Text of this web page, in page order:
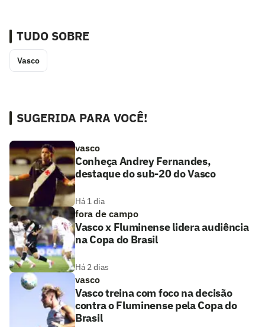
TUDO SOBRE
Vasco
SUGERIDA PARA VOCÊ!
vasco
Conheça Andrey Fernandes,
destaque do sub-20 do Vasco
Há 1 dia
fora de campo
Vasco x Fluminense lidera audiência
na Copa do Brasil
Há 2 dias
vasco
Vasco treina com foco na decisão
contra o Fluminense pela Copa do
Brasil